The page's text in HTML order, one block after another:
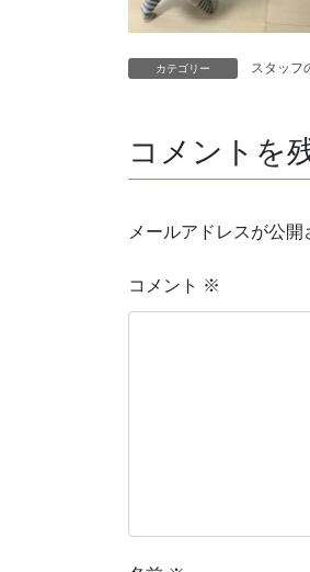
カテゴリー スタッフ
コメントを
メールアドレスが公開
コメント ※